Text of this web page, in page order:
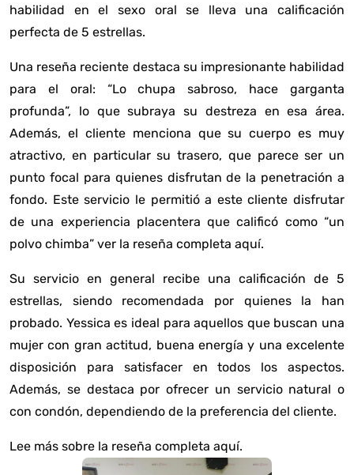
habilidad en el sexo oral se lleva una calificación
perfecta de 5 estrellas.
Una reseña reciente destaca su impresionante habilidad
para el oral: “Lo chupa sabroso, hace garganta
profunda”, lo que subraya su destreza en esa área.
Además, el cliente menciona que su cuerpo es muy
atractivo, en particular su trasero, que parece ser un
punto focal para quienes disfrutan de la penetración a
fondo. Este servicio le permitió a este cliente disfrutar
de una experiencia placentera que calificó como “un
polvo chimba” ver la reseña completa aquí.
Su servicio en general recibe una calificación de 5
estrellas, siendo recomendada por quienes la han
probado. Yessica es ideal para aquellos que buscan una
mujer con gran actitud, buena energía y una excelente
disposición para satisfacer en todos los aspectos.
Además, se destaca por ofrecer un servicio natural o
con condón, dependiendo de la preferencia del cliente.
Lee más sobre la reseña completa aquí.